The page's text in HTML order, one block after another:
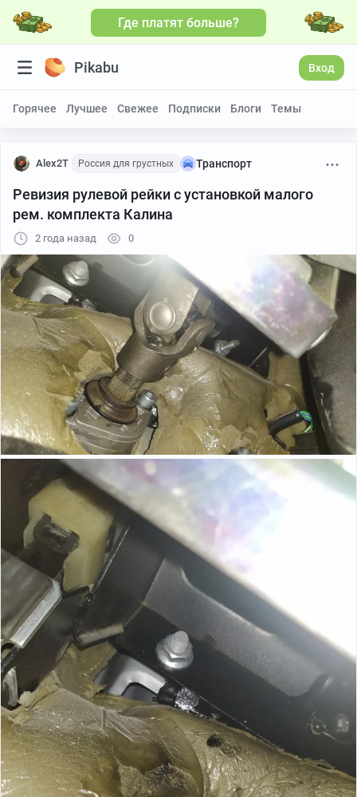
Где платят больше?
Pikabu Вход
Горячее Лучшее Свежее Подписки Блоги Темы
Alex2T Россия для грустных Транспорт
Ревизия рулевой рейки с установкой малого
рем. комплекта Калина
2 года назад 0